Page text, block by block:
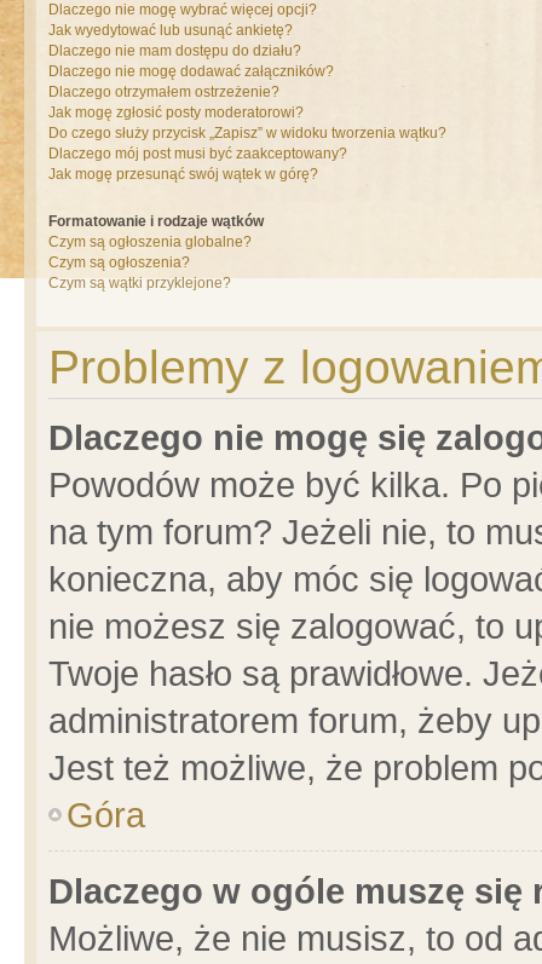
Dlaczego nie mogę wybrać więcej opcji?
Jak wyedytować lub usunąć ankietę?
Dlaczego nie mam dostępu do działu?
Dlaczego nie mogę dodawać załączników?
Dlaczego otrzymałem ostrzeżenie?
Jak mogę zgłosić posty moderatorowi?
Do czego służy przycisk „Zapisz” w widoku tworzenia wątku?
Dlaczego mój post musi być zaakceptowany?
Jak mogę przesunąć swój wątek w górę?
Formatowanie i rodzaje wątków
Czym są ogłoszenia globalne?
Czym są ogłoszenia?
Czym są wątki przyklejone?
Problemy z
Dlaczego nie mogę się
Powodów może być kilka. Po
na tym forum? Jeżeli nie, to
konieczna, aby móc się
nie możesz się zalogować, to
Twoje hasło są prawidłowe.
administratorem forum, żeby
Jest też możliwe, że problem
Góra
Dlaczego w ogóle muszę się
Możliwe, że nie musisz, to od